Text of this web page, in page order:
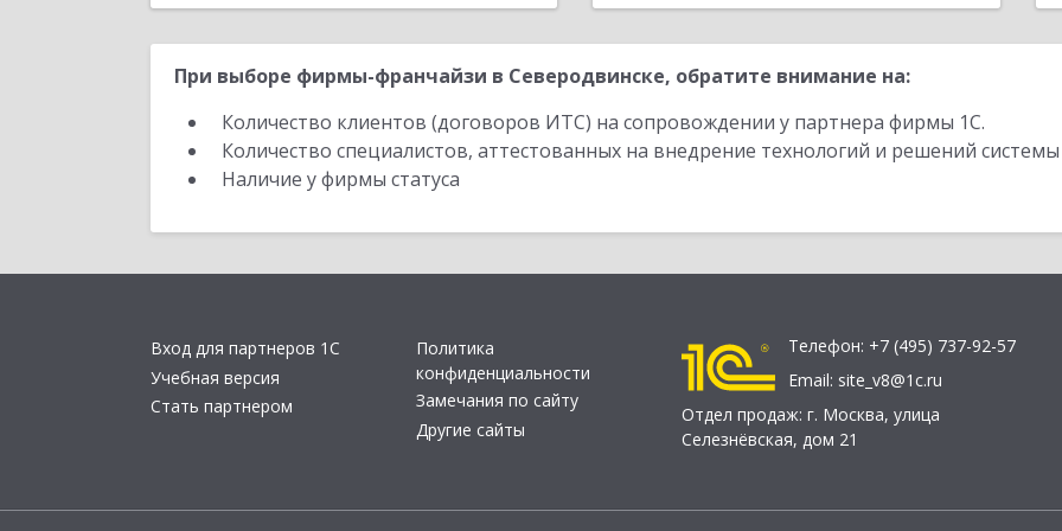
При выборе фирмы-франчайзи в Северодвинске, обратите внимание на:
Количество клиентов (договоров ИТС) на сопровождении у партнера фирмы 1С.
Количество специалистов, аттестованных на внедрение технологий и решений
Наличие у фирмы статуса
Вход для партнеров 1С
Учебная версия
Стать партнером
Политика
конфиденциальности
Замечания по сайту
Другие сайты
Телефон: +7 (495) 737-92-57
Email: site_v8@1c.ru
Отдел продаж: г. Москва, улица
Селезнёвская, дом 21